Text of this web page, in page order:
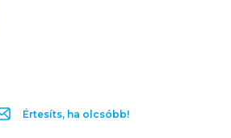
Értesíts, ha olcsóbb!